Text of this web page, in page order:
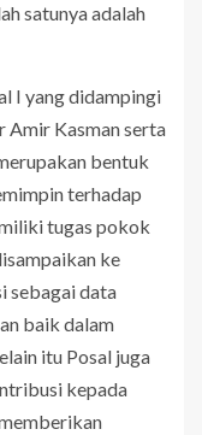
satunya adalah
I yang didampingi
Amir Kasman serta
bentuk
terhadap
tugas pokok
ke
sebagai data
baik dalam
itu Posal juga
kepada